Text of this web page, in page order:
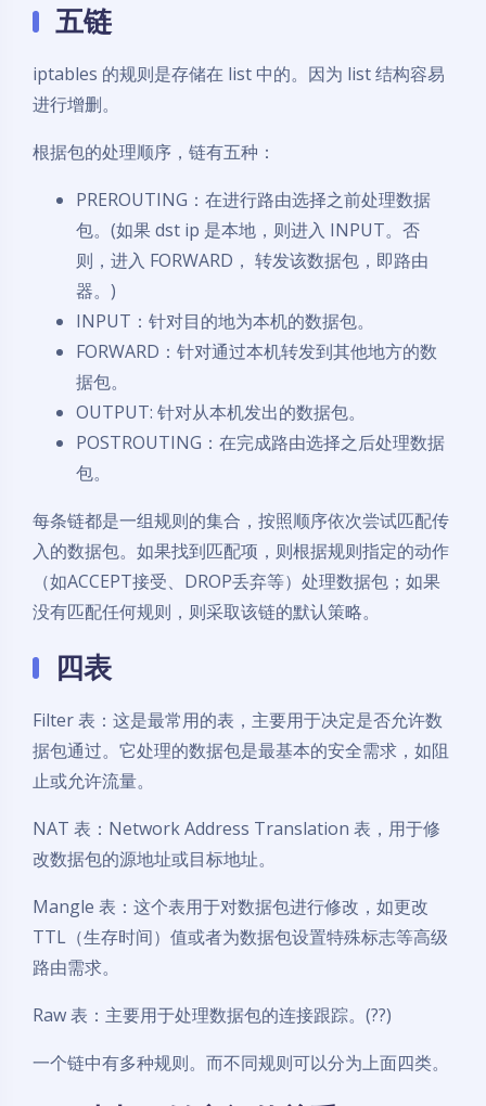
五链
iptables 的规则是存储在 list 中的。因为 list 结构容易
进行增删。
根据包的处理顺序，链有五种：
PREROUTING：在进行路由选择之前处理数据
包。(如果 dst ip 是本地，则进入 INPUT。否
则，进入 FORWARD， 转发该数据包，即路由
器。)
INPUT：针对目的地为本机的数据包。
FORWARD：针对通过本机转发到其他地方的数
据包。
OUTPUT: 针对从本机发出的数据包。
POSTROUTING：在完成路由选择之后处理数据
包。
每条链都是一组规则的集合，按照顺序依次尝试匹配传
入的数据包。如果找到匹配项，则根据规则指定的动作
（如ACCEPT接受、DROP丢弃等）处理数据包；如果
没有匹配任何规则，则采取该链的默认策略。
四表
Filter 表：这是最常用的表，主要用于决定是否允许数
据包通过。它处理的数据包是最基本的安全需求，如阻
止或允许流量。
NAT 表：Network Address Translation 表，用于修
改数据包的源地址或目标地址。
Mangle 表：这个表用于对数据包进行修改，如更改
TTL（生存时间）值或者为数据包设置特殊标志等高级
路由需求。
Raw 表：主要用于处理数据包的连接跟踪。(??)
一个链中有多种规则。而不同规则可以分为上面四类。